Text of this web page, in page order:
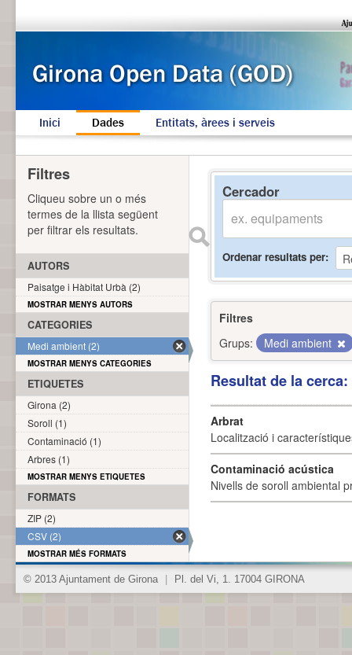
Inici Dades Entitats, àrees i serveis
Cercador
Ordenar resultats per
Filtres
Grups:
Medi ambient
Resultat de la
Arbrat
Localització i
Contaminació acústica
Nivells de soroll ambiental
Filtres
Cliqueu sobre un o més
termes de la llista següent
per filtrar els resultats.
AUTORS
Paisatge i Hàbitat Urbà (2)
MOSTRAR MENYS AUTORS
CATEGORIES
Medi ambient (2)
MOSTRAR MENYS CATEGORIES
ETIQUETES
Girona (2)
Soroll (1)
Contaminació (1)
Arbres (1)
MOSTRAR MENYS ETIQUETES
FORMATS
ZIP (2)
CSV (2)
MOSTRAR MÉS FORMATS
© 2013 Ajuntament de Girona Pl. del Vi, 1. 17004 GIRONA